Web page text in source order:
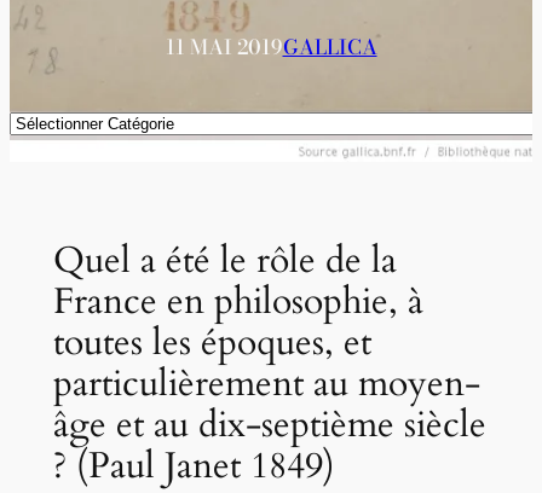
11 MAI 2019GALLICA
Catégories
Quel a été le rôle de la
France en philosophie, à
toutes les époques, et
particulièrement au moyen-
âge et au dix-septième siècle
? (Paul Janet 1849)